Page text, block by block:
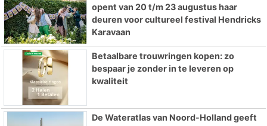
opent van 20 t/m 23 augustus haar
deuren voor cultureel festival Hendricks
Karavaan
Betaalbare trouwringen kopen: zo
bespaar je zonder in te leveren op
kwaliteit
De Wateratlas van Noord-Holland geeft